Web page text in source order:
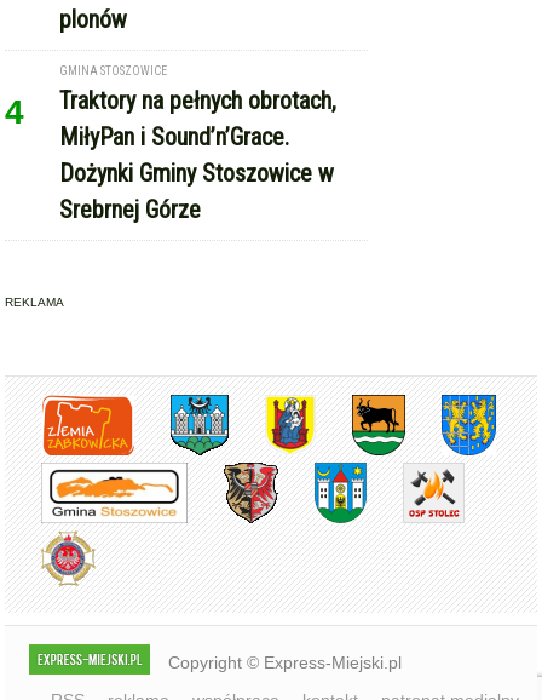
plonów
4
GMINA STOSZOWICE
Traktory na pełnych obrotach,
MiłyPan i Sound’n’Grace.
Dożynki Gminy Stoszowice w
Srebrnej Górze
REKLAMA
Copyright © Express-Miejski.pl